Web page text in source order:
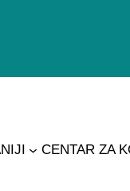
CENTAR ZA